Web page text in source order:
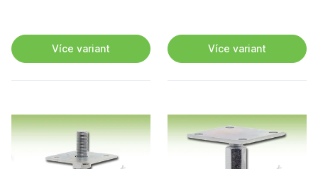
Více variant Více variant